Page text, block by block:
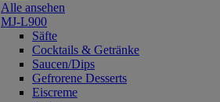
Alle ansehen
MJ-L900
Säfte
Cocktails & Getränke
Saucen/Dips
Gefrorene Desserts
Eiscreme